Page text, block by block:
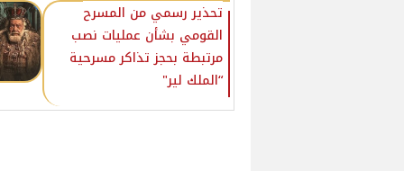
تحذير رسمي من المسرح
القومي بشأن عمليات نصب
مرتبطة بحجز تذاكر مسرحية
“الملك لير" ‎